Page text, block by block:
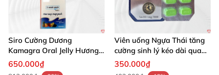
Siro Cường Dương
Kamagra Oral Jelly Hương
Trái Cây Một Hộp 7 Gói
650.000₫
Viên uống Ngựa Thái tăng
cường sinh lý kéo dài quan
hệ
350.000₫